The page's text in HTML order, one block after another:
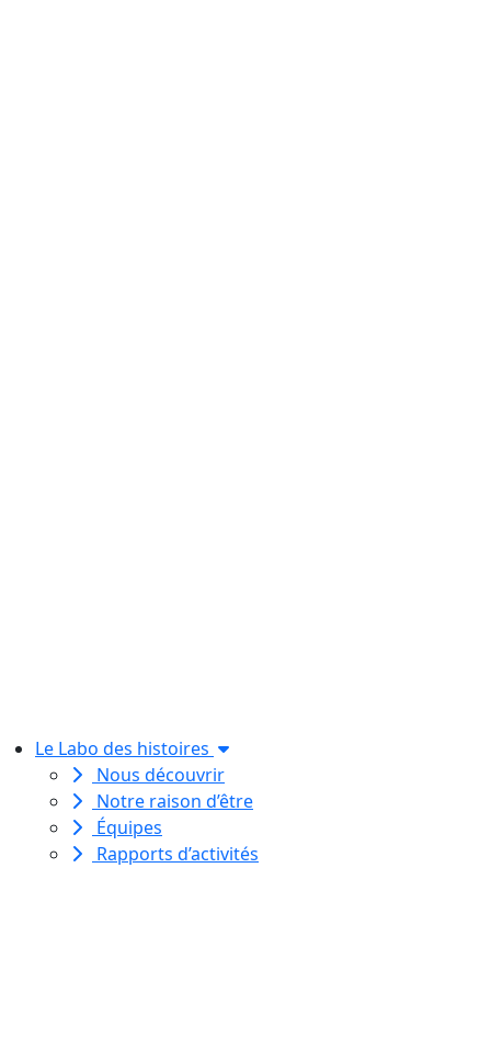
Le Labo des histoires
Nous découvrir
Notre raison d’être
Équipes
Rapports d’activités